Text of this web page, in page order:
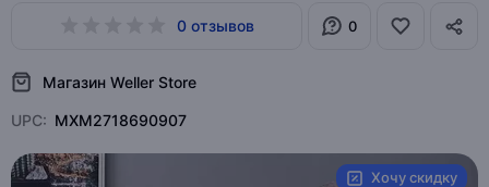
0 отзывов 0
Магазин Weller Store
UPC: MXM2718690907
Хочу скидку